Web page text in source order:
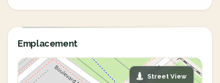
Emplacement
Street View